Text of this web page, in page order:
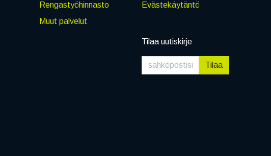
Rengastyöhinnasto
Muut palvelut
Evästekäytäntö
Tilaa uutiskirje
Tilaa